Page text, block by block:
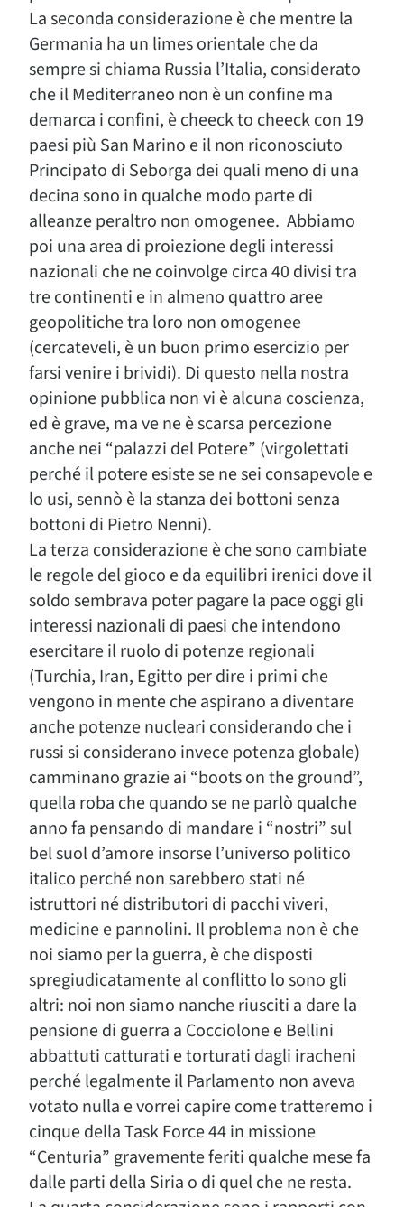
La seconda considerazione è che mentre la
Germania ha un limes orientale che da
sempre si chiama Russia l’Italia, considerato
che il Mediterraneo non è un confine ma
demarca i confini, è cheeck to cheeck con 19
paesi più San Marino e il non riconosciuto
Principato di Seborga dei quali meno di una
decina sono in qualche modo parte di
alleanze peraltro non omogenee. Abbiamo
poi una area di proiezione degli interessi
nazionali che ne coinvolge circa 40 divisi tra
tre continenti e in almeno quattro aree
geopolitiche tra loro non omogenee
(cercateveli, è un buon primo esercizio per
farsi venire i brividi). Di questo nella nostra
opinione pubblica non vi è alcuna coscienza,
ed è grave, ma ve ne è scarsa percezione
anche nei “palazzi del Potere” (virgolettati
perché il potere esiste se ne sei consapevole e
lo usi, sennò è la stanza dei bottoni senza
bottoni di Pietro Nenni).
La terza considerazione è che sono cambiate
le regole del gioco e da equilibri irenici dove il
soldo sembrava poter pagare la pace oggi gli
interessi nazionali di paesi che intendono
esercitare il ruolo di potenze regionali
(Turchia, Iran, Egitto per dire i primi che
vengono in mente che aspirano a diventare
anche potenze nucleari considerando che i
russi si considerano invece potenza globale)
camminano grazie ai “boots on the ground”,
quella roba che quando se ne parlò qualche
anno fa pensando di mandare i “nostri” sul
bel suol d’amore insorse l’universo politico
italico perché non sarebbero stati né
istruttori né distributori di pacchi viveri,
medicine e pannolini. Il problema non è che
noi siamo per la guerra, è che disposti
spregiudicatamente al conflitto lo sono gli
altri: noi non siamo nanche riusciti a dare la
pensione di guerra a Cocciolone e Bellini
abbattuti catturati e torturati dagli iracheni
perché legalmente il Parlamento non aveva
votato nulla e vorrei capire come tratteremo i
cinque della Task Force 44 in missione
“Centuria” gravemente feriti qualche mese fa
dalle parti della Siria o di quel che ne resta.